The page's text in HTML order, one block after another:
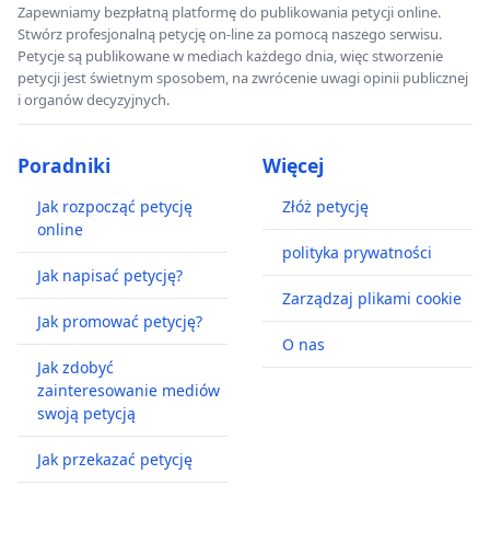
Zapewniamy bezpłatną platformę do publikowania petycji online.
Stwórz profesjonalną petycję on-line za pomocą naszego serwisu.
Petycje są publikowane w mediach każdego dnia, więc stworzenie
petycji jest świetnym sposobem, na zwrócenie uwagi opinii publicznej
i organów decyzyjnych.
Poradniki
Jak rozpocząć petycję
online
Jak napisać petycję?
Jak promować petycję?
Jak zdobyć
zainteresowanie mediów
swoją petycją
Jak przekazać petycję
Więcej
Złóż petycję
polityka prywatności
Zarządzaj plikami cookie
O nas